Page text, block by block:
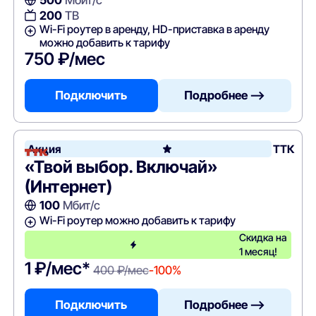
200ТВ
Wi-Fi роутер в аренду, HD-приставка в аренду
можно добавить к тарифу
750 ₽/мес
Подключить Подробнее —>
Акция ТТК
«Твой выбор. Включай»
(Интернет)
100Мбит/с
Wi-Fi роутер можно добавить к тарифу
Скидка на
1 месяц!
1 ₽/мес* 400 ₽/мес-100%
Подключить Подробнее —>